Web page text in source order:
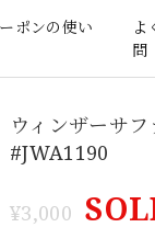
ポンの使い
よ
問
ウィンザーサ
#JWA1190
¥3,000